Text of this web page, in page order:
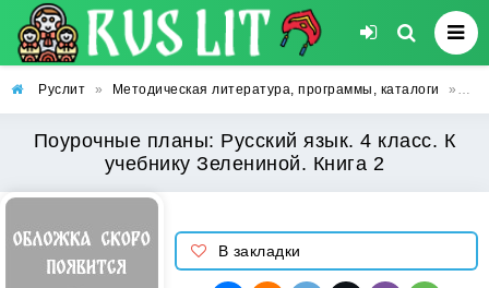
Руслит » Методическая литература, программы, каталоги »
Поурочные планы: Русский язык. 4 класс. К
учебнику Зелениной. Книга 2
В закладки